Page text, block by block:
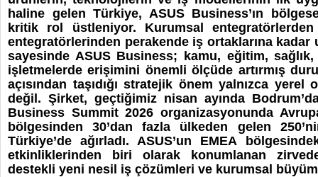
haline gelen Türkiye, ASUS Business’ın
kritik rol üstleniyor. Kurumsal
entegratörlerinden perakende iş ortaklarına kadar
sayesinde ASUS Business; kamu, eğitim,
işletmelerde erişimini önemli ölçüde artırmış
açısından taşıdığı stratejik önem yalnızca yerel
değil. Şirket, geçtiğimiz nisan ayında
Business Summit 2026 organizasyonunda
bölgesinden 30’dan fazla ülkeden gelen
Türkiye’de ağırladı. ASUS’un EMEA
etkinliklerinden biri olarak konumlanan
destekli yeni nesil iş çözümleri ve kurumsal